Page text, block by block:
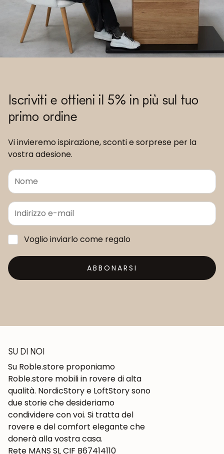
Iscriviti e ottieni il 5% in più sul tuo
primo ordine
Vi invieremo ispirazione, sconti e sorprese per la
vostra adesione.
Voglio inviarlo come regalo
ABBONARSI
SU DI NOI
Su Roble.store proponiamo
Roble.store mobili in rovere di alta
qualità. NordicStory e LoftStory sono
due storie che desideriamo
condividere con voi. Si tratta del
rovere e del comfort elegante che
donerà alla vostra casa.
Rete MANS SL CIF B67414110